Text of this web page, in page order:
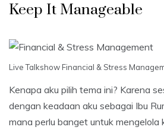
Keep It Manageable
Live Talkshow Financial & Stress
Kenapa aku pilih tema ini? Karena
dengan keadaan aku sebagai Ibu
mana perlu banget untuk mengelola